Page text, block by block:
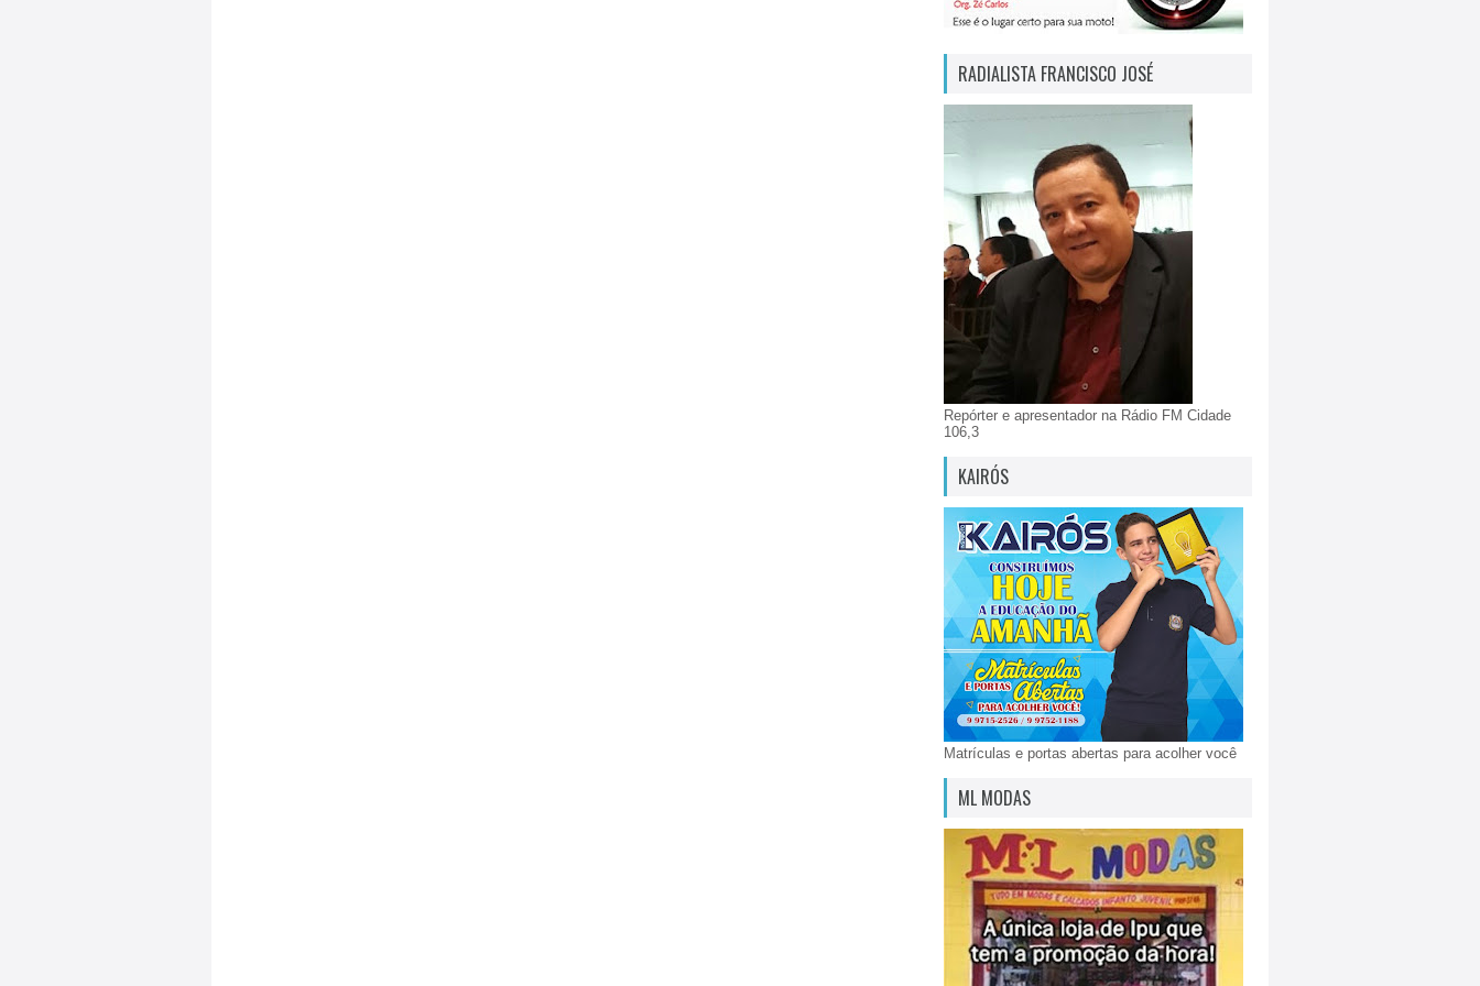
RADIALISTA FRANCISCO JOSÉ
Repórter e apresentador na Rádio FM Cidade
106,3
KAIRÓS
Matrículas e portas abertas para acolher você
ML MODAS